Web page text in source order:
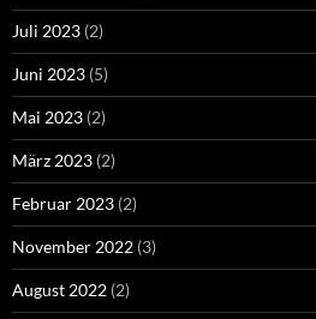
Juli 2023 (2)
Juni 2023 (5)
Mai 2023 (2)
März 2023 (2)
Februar 2023 (2)
November 2022 (3)
August 2022 (2)